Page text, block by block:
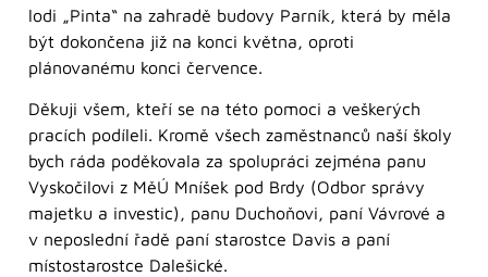
lodi „Pinta“ na zahradě budovy Parník, která by měla
být dokončena již na konci května, oproti
plánovanému konci července.
Děkuji všem, kteří se na této pomoci a veškerých
pracích podíleli. Kromě všech zaměstnanců naší školy
bych ráda poděkovala za spolupráci zejména panu
Vyskočilovi z MěÚ Mníšek pod Brdy (Odbor správy
majetku a investic), panu Duchoňovi, paní Vávrové a
v neposlední řadě paní starostce Davis a paní
místostarostce Dalešické.